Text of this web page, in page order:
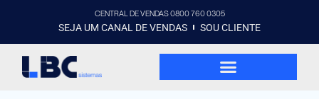
CENTRAL DE VENDAS 0800 760 0305
SEJA UM CANAL DE VENDAS SOU CLIENTE